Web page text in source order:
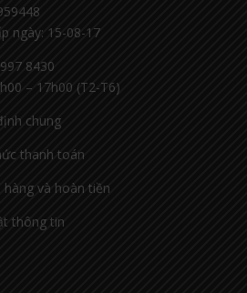
ngày: 15-08-17
8430
– 17h00 (T2-T6)
chung
thanh toán
và hoàn tiền
thông tin